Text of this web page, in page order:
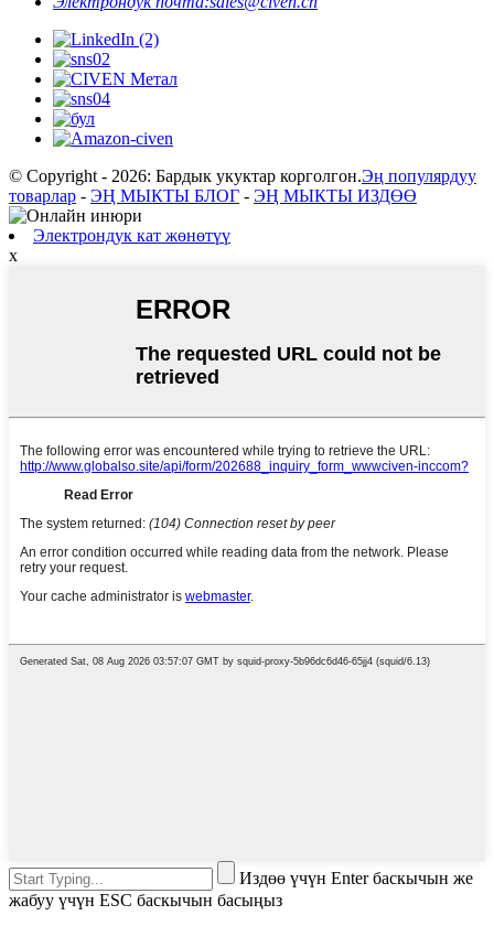
© Copyright - 2026: Бардык укуктар корголгон.Эң популярдуу
товарлар - ЭҢ МЫКТЫ БЛОГ - ЭҢ МЫКТЫ ИЗДӨӨ
Электрондук кат жөнөтүү
x
Издөө үчүн Enter баскычын же
жабуу үчүн ESC баскычын басыңыз